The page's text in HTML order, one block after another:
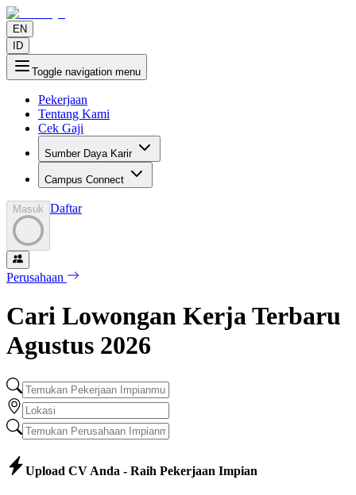
EN
ID
Toggle navigation menu
Pekerjaan
Tentang Kami
Cek Gaji
Sumber Daya Karir
Campus Connect
Masuk Daftar
Perusahaan
Cari Lowongan Kerja Terbaru
Agustus 2026
Upload CV Anda - Raih Pekerjaan Impian